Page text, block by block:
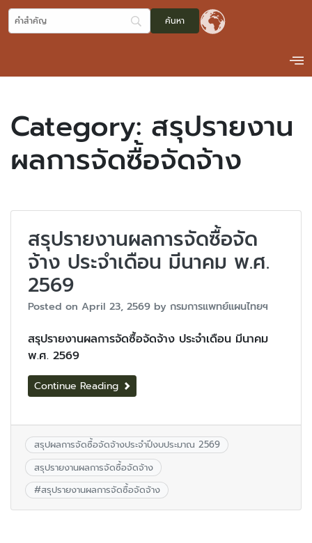
Category: สรุปรายงาน
ผลการจัดซื้อจัดจ้าง
สรุปรายงานผลการจัดซื้อจัด
จ้าง ประจำเดือน มีนาคม พ.ศ.
2569
Posted on April 23, 2569 by กรมการแพทย์แผนไทยฯ
สรุปรายงานผลการจัดซื้อจัดจ้าง ประจำเดือน มีนาคม
พ.ศ. 2569
Continue Reading
สรุปผลการจัดซื้อจัดจ้างประจำปีงบประมาณ 2569
สรุปรายงานผลการจัดซื้อจัดจ้าง
#สรุปรายงานผลการจัดซื้อจัดจ้าง